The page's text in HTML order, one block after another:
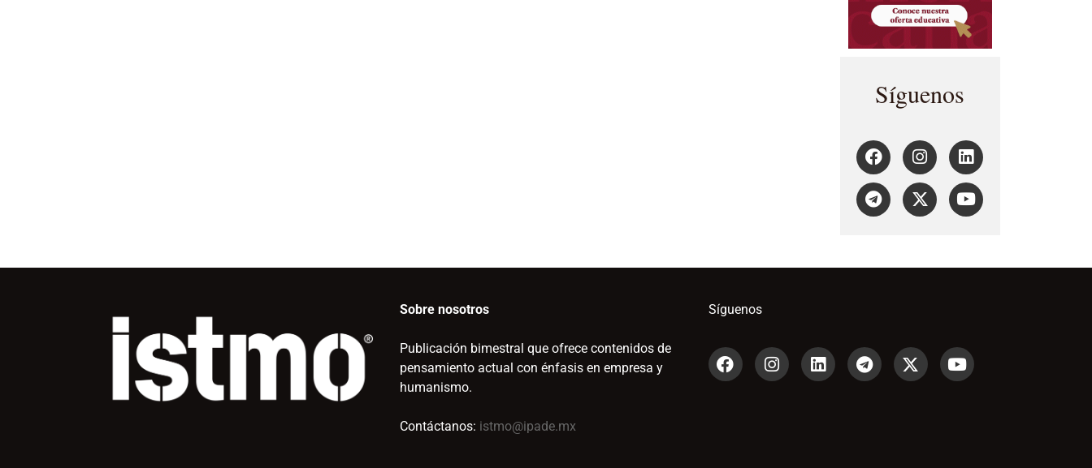
Síguenos
Sobre nosotros
Publicación bimestral que ofrece contenidos de
pensamiento actual con énfasis en empresa y
humanismo.
Contáctanos: istmo@ipade.mx
Síguenos